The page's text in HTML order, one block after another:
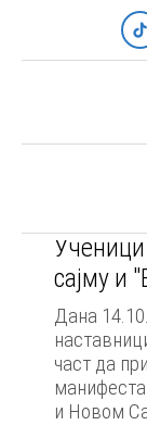
Архива
сајму и
Дана
част да
и Новом